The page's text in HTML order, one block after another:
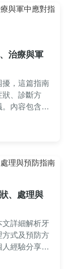
治療與軍
擾，這篇指南
狀、診斷方
內容包含軍
防範結石發
、處理與
文詳細解析牙
方式及預防方
經驗分享，